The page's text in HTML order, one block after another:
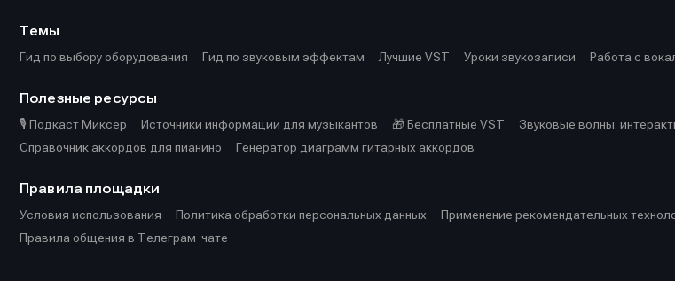
Темы
Гид по выбору оборудования
Гид по звуковым эффектам Лучшие VST Уроки звукозаписи Работа с
Полезные ресурсы
🎙️ Подкаст Миксер
Источники информации для музыкантов 🎁 Бесплатные VST Звуковые волны:
Справочник аккордов для пианино
Генератор диаграмм гитарных аккордов
Правила площадки
Условия использования
Политика обработки персональных данных Применение рекомендательных
Правила общения в Телеграм-чате